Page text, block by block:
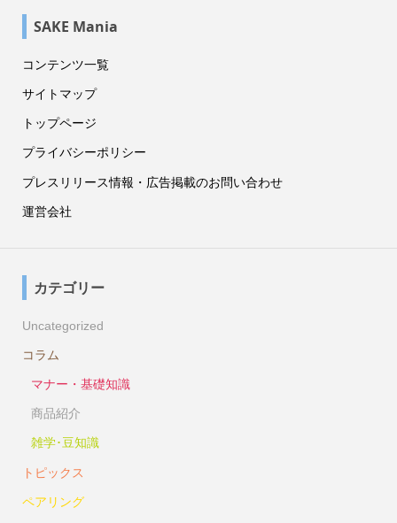
SAKE Mania
コンテンツ一覧
サイトマップ
トップページ
プライバシーポリシー
プレスリリース情報・広告掲載のお問い合わせ
運営会社
カテゴリー
Uncategorized
コラム
マナー・基礎知識
商品紹介
雑学･豆知識
トピックス
ペアリング